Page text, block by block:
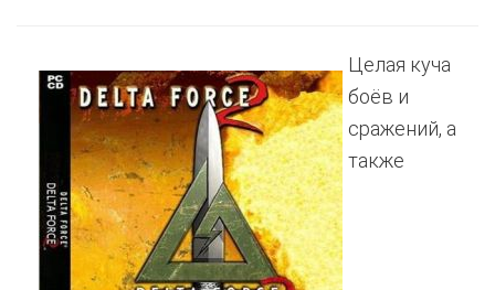
Целая куча
боёв и
сражений, а
также